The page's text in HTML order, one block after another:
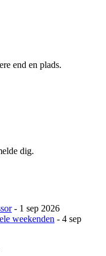
end en plads.
dig.
- 1 sep 2026
weekenden - 4 sep